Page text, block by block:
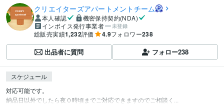
クリエイターズアパートメントチーム
本人確認
機密保持契約(NDA)
インボイス発行事業者
未登録
総販売実績1,232評価 4.9フォロワー238
出品者に質問 フォロー238
スケジュール
対応可能です。
納品日以外でしたら夜０時頃までご対応できますのでご相談く...